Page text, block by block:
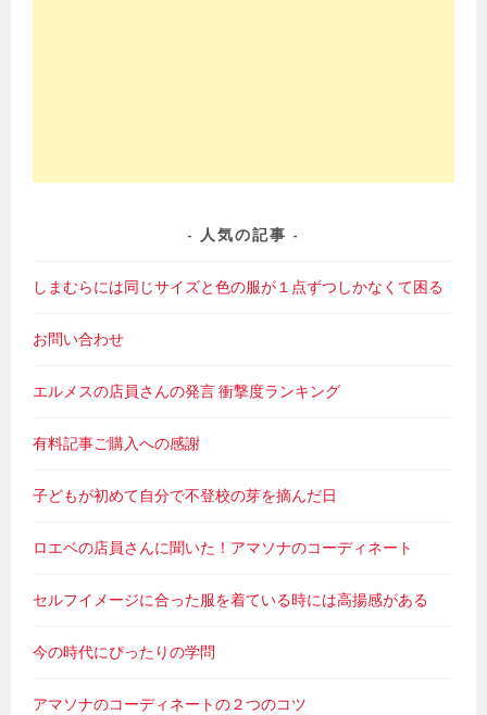
人気の記事
しまむらには同じサイズと色の服が１点ずつしかなくて困る
お問い合わせ
エルメスの店員さんの発言 衝撃度ランキング
有料記事ご購入への感謝
子どもが初めて自分で不登校の芽を摘んだ日
ロエベの店員さんに聞いた！アマソナのコーディネート
セルフイメージに合った服を着ている時には高揚感がある
今の時代にぴったりの学問
アマソナのコーディネートの２つのコツ